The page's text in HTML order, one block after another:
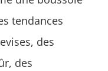
tendances
des
des